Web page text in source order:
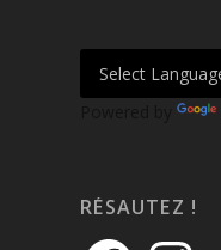
Powered by
RÉSAUTEZ !